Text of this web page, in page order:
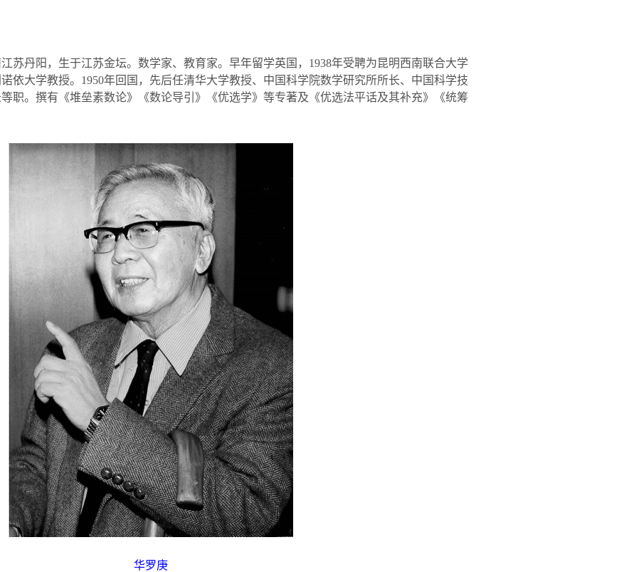
苏丹阳，生于江苏金坛。数学家、教育家。早年留学英国， 1938年受聘为昆明西南联合大学
依大学教授。 1950年回国，先后任清华大学教授、中国科学院数学研究所所长、中国科学技
职。撰有《堆垒素数论》《数论导引》《优选学》等专著及《优选法平话及其补充》《统筹
华罗庚